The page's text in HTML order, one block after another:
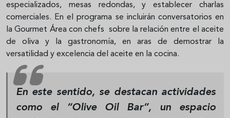
especializados, mesas redondas, y establecer charlas
comerciales. En el programa se incluirán conversatorios en
la Gourmet Área con chefs sobre la relación entre el aceite
de oliva y la gastronomía, en aras de demostrar la
versatilidad y excelencia del aceite en la cocina.
En este sentido, se destacan actividades
como el“Olive Oil Bar”, un espacio